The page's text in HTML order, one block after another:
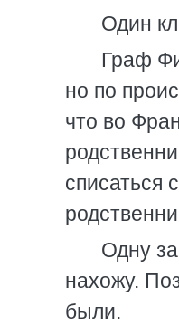
Один
Граф
но по
что во
списаться
Одну
нахожу.
были.